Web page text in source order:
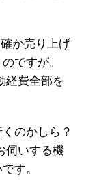
確か売り上げ
ですが。
経費全部を
のかしら？
伺いする機
す。